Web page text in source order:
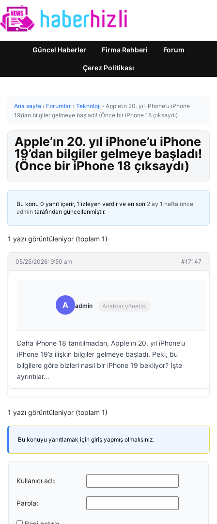
Güncel Haberler Firma Rehberi Forum
Çerez Politikası
Ana sayfa › Forumlar › Teknoloji › Apple’ın 20. yıl iPhone’u iPhone
19’dan bilgiler gelmeye başladı! (Önce bir iPhone 18 çıksaydı)
Apple’ın 20. yıl iPhone’u iPhone
19’dan bilgiler gelmeye başladı!
(Önce bir iPhone 18 çıksaydı)
Bu konu 0 yanıt içerir, 1 izleyen vardır ve en son 2 ay 1 hafta önce
admin tarafından güncellenmiştir.
1 yazı görüntüleniyor (toplam 1)
05/25/2026: 9:50 am #17147
A admin Anahtar yönetici
Daha iPhone 18 tanıtılmadan, Apple’ın 20. yıl iPhone’u
iPhone 19’a ilişkin bilgiler gelmeye başladı. Peki, bu
bilgilere göre bizleri nasıl bir iPhone 19 bekliyor? İşte
ayrıntılar…
1 yazı görüntüleniyor (toplam 1)
Bu konuyu yanıtlamak için giriş yapmış olmalısınız.
Kullanıcı adı:
Parola: